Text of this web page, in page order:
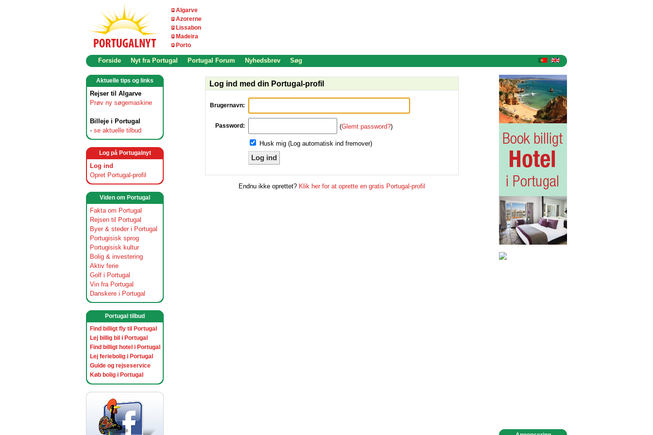
Algarve
Azorerne
Lissabon
Madeira
Porto
Forside Nyt fra Portugal Portugal Forum Nyhedsbrev Søg
Aktuelle tips og links
Rejser til Algarve
Prøv ny søgemaskine
Billeje i Portugal
- se aktuelle tilbud
Log på Portugalnyt
Log ind
Opret Portugal-profil
Viden om Portugal
Fakta om Portugal
Rejsen til Portugal
Byer & steder i Portugal
Portugisisk sprog
Portugisisk kultur
Bolig & investering
Aktiv ferie
Golf i Portugal
Vin fra Portugal
Danskere i Portugal
Portugal tilbud
Find billigt fly til Portugal
Lej billig bil i Portugal
Find billigt hotel i Portugal
Lej feriebolig i Portugal
Guide og rejseservice
Køb bolig i Portugal
Log ind med din Portugal-profil
Brugernavn:
Password: (Glemt password?)
Husk mig (Log automatisk ind fremover)
Log ind
Endnu ikke oprettet? Klik her for at oprette en gratis Portugal-profil